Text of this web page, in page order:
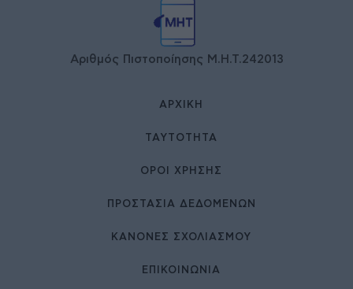
Αριθμός Πιστοποίησης Μ.Η.Τ.242013
ΑΡΧΙΚΉ
ΤΑΥΤΌΤΗΤΑ
ΌΡΟΙ ΧΡΉΣΗΣ
ΠΡΟΣΤΑΣΙΑ ΔΕΔΟΜΕΝΩΝ
ΚΑΝΟΝΕΣ ΣΧΟΛΙΑΣΜΟΥ
ΕΠΙΚΟΙΝΩΝΊΑ